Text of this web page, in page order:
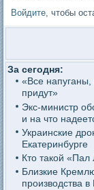
Войдите, чтобы
За сегодня:
«Все напуганы,
придут»
Экс-министр
и на что
Украинские
Екатеринбурге
Кто такой
Близкие
производства в